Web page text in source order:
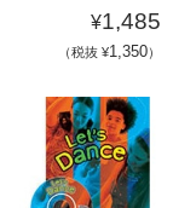
¥1,485
（税抜 ¥1,350）